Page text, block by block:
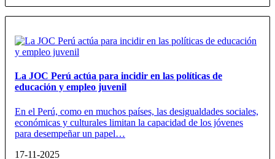
La JOC Perú actúa para incidir en las políticas de
educación y empleo juvenil
En el Perú, como en muchos países, las desigualdades sociales,
económicas y culturales limitan la capacidad de los jóvenes
para desempeñar un papel…
17-11-2025